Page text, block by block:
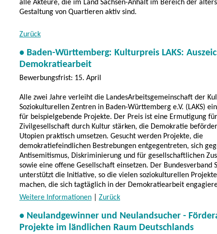
alle Akteure, die im Land Sachsen-Anhalt im Bereich der
Gestaltung von Quartieren aktiv sind.
Zurück
• Baden-Württemberg: Kulturpreis LAKS:
Demokratiearbeit
Bewerbungsfrist: 15. April
Alle zwei Jahre verleiht die LandesArbeitsgemeinschaft der
Soziokulturellen Zentren in Baden-Württemberg e.V. (LAKS)
für beispielgebende Projekte. Der Preis ist eine Ermutigung
Zivilgesellschaft durch Kultur stärken, die Demokratie
Utopien praktisch umsetzen. Gesucht werden Projekte, die
demokratiefeindlichen Bestrebungen entgegentreten, sich
Antisemitismus, Diskriminierung und für gesellschaftlichen
sowie eine offene Gesellschaft einsetzen. Der Bundesverband
unterstützt die Initiative, so die vielen soziokulturellen
machen, die sich tagtäglich in der Demokratiearbeit
Weitere Informationen
Zurück
• Neulandgewinner und Neulandsucher -
Projekte im ländlichen Raum Deutschlands